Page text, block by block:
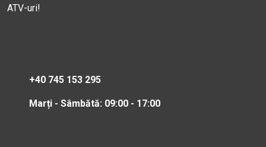
ATV-uri!
+40 745 153 295
Marți - Sâmbătă: 09:00 - 17:00